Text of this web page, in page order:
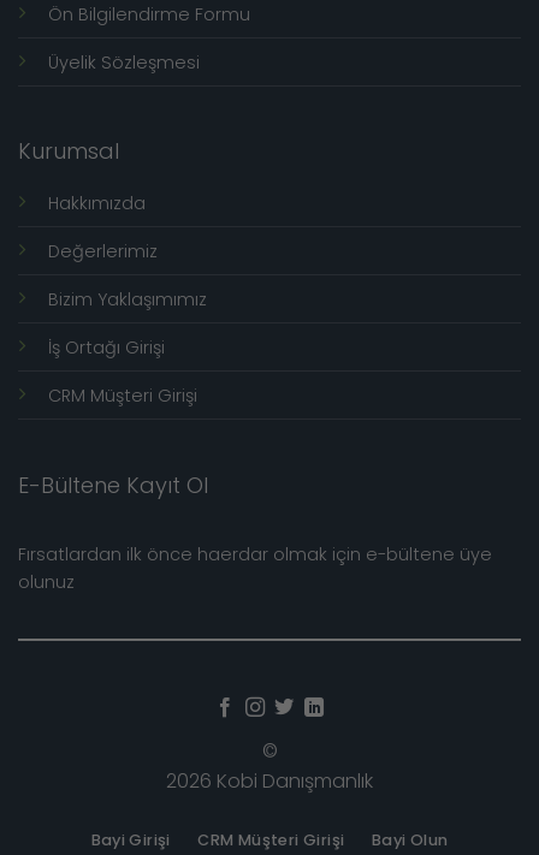
Ön Bilgilendirme Formu
Üyelik Sözleşmesi
Kurumsal
Hakkımızda
Değerlerimiz
Bizim Yaklaşımımız
İş Ortağı Girişi
CRM Müşteri Girişi
E-Bültene Kayıt Ol
Fırsatlardan ilk önce haerdar olmak için e-bültene üye
olunuz
©
2026 Kobi Danışmanlık
Bayi Girişi CRM Müşteri Girişi Bayi Olun